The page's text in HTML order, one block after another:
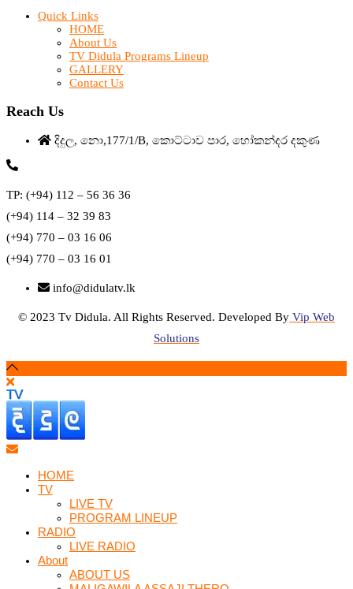
Quick Links
HOME
About Us
TV Didula Programs Lineup
GALLERY
Contact Us
Reach Us
දිදුල, නො,177/1/B, කොට්ටාව පාර, හෝකන්දර දකුණ
TP: (+94) 112 – 56 36 36
(+94) 114 – 32 39 83
(+94) 770 – 03 16 06
(+94) 770 – 03 16 01
info@didulatv.lk
© 2023 Tv Didula. All Rights Reserved. Developed By Vip Web
Solutions
HOME
TV
LIVE TV
PROGRAM LINEUP
RADIO
LIVE RADIO
About
ABOUT US